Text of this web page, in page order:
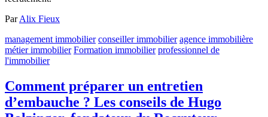
ParAlix Fieux
management immobilier conseiller immobilier agence immobilière
métier immobilier Formation immobilier professionnel de
l'immobilier
Comment préparer un entretien
d’embauche ? Les conseils de Hugo